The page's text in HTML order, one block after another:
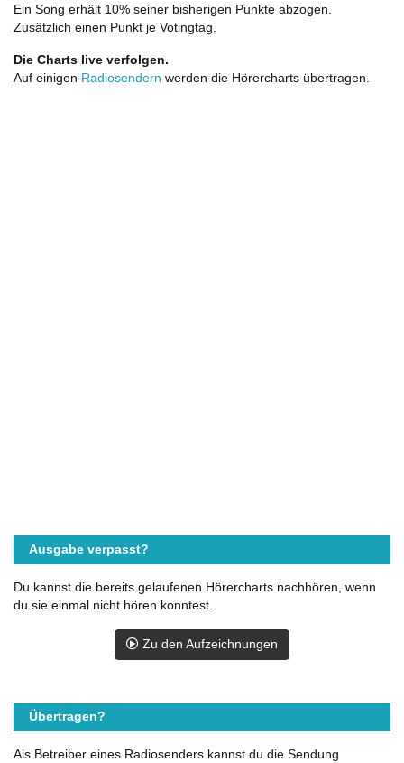
Ein Song erhält 10% seiner bisherigen Punkte abzogen.
Zusätzlich einen Punkt je Votingtag.
Die Charts live verfolgen.
Auf einigen Radiosendern werden die Hörercharts übertragen.
Ausgabe verpasst?
Du kannst die bereits gelaufenen Hörercharts nachhören, wenn
du sie einmal nicht hören konntest.
Zu den Aufzeichnungen
Übertragen?
Als Betreiber eines Radiosenders kannst du die Sendung